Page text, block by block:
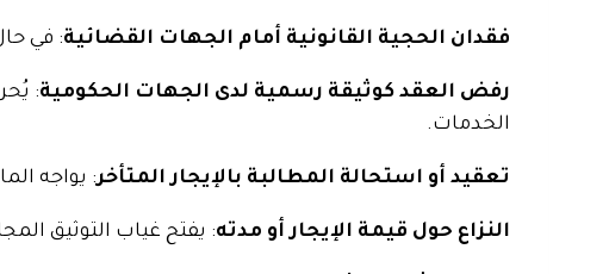
فقدان الحجية القانونية أمام الجهات القضائية: في
رفض العقد كوثيقة رسمية لدى الجهات الحكومية:
الخدمات.
تعقيد أو استحالة المطالبة بالإيجار المتأخر: يواجه
النزاع حول قيمة الإيجار أو مدته: يفتح غياب التوثيق